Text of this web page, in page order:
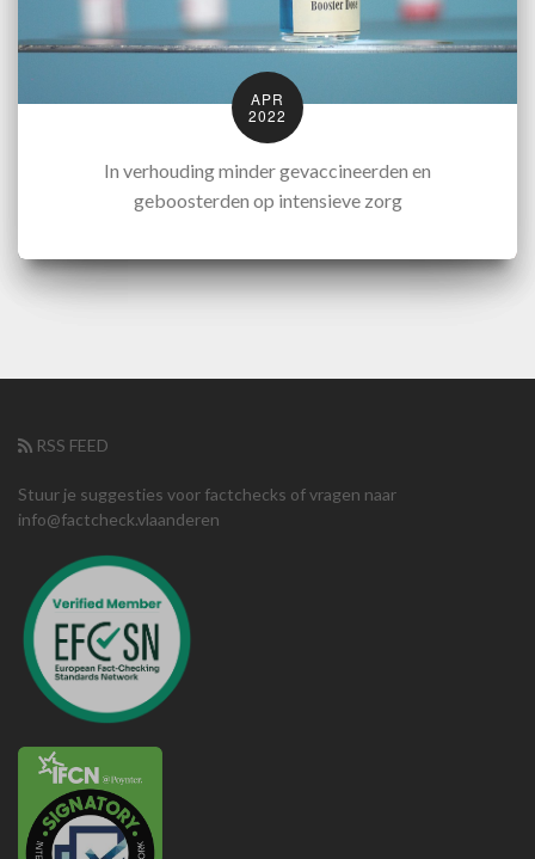
APR
2022
In verhouding minder gevaccineerden en
geboosterden op intensieve zorg
RSS FEED
Stuur je suggesties voor factchecks of vragen naar
info@factcheck.vlaanderen